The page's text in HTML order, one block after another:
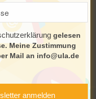
Seiten erklären Sie sich
und Einstellungen
.
anmelden
gelesen
Meine Zustimmung
Mail an info@ula.de